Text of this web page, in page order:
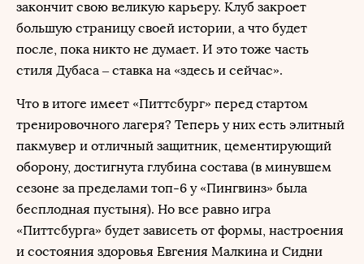
закончит свою великую карьеру. Клуб закроет
большую страницу своей истории, а что будет
после, пока никто не думает. И это тоже часть
стиля Дубаса – ставка на «здесь и сейчас».
Что в итоге имеет «Питтсбург» перед стартом
тренировочного лагеря? Теперь у них есть элитный
пакмувер и отличный защитник, цементирующий
оборону, достигнута глубина состава (в минувшем
сезоне за пределами топ-6 у «Пингвинз» была
бесплодная пустыня). Но все равно игра
«Питтсбурга» будет зависеть от формы, настроения
и состояния здоровья Евгения Малкина и Сидни